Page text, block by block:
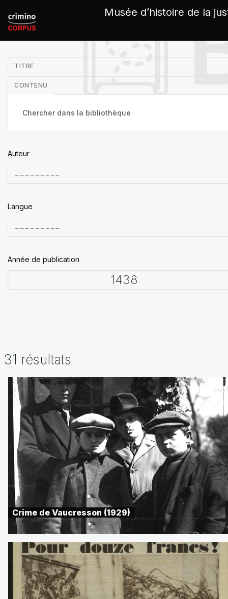
Musée d’histoire de la
TITRE
CONTENU
Auteur
Langue
Année de publication
31 résultats
Crime de Vaucresson (1929)
Panneau de gestion des cookies